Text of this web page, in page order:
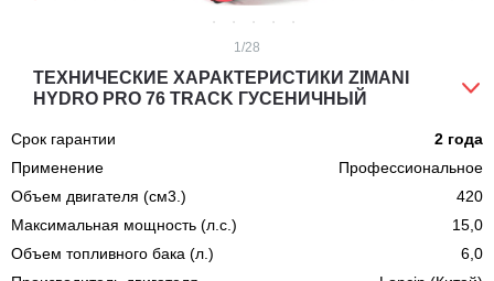
1 /28
ТЕХНИЧЕСКИЕ ХАРАКТЕРИСТИКИ ZIMANI
HYDRO PRO 76 TRACK ГУСЕНИЧНЫЙ
Срок гарантии
2 года
Применение
Профессиональное
Объем двигателя (см3.)
420
Максимальная мощность (л.с.)
15,0
Объем топливного бака (л.)
6,0